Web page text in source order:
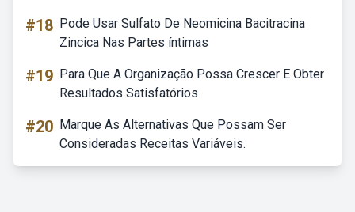
#18 Pode Usar Sulfato De Neomicina Bacitracina
Zincica Nas Partes íntimas
#19 Para Que A Organização Possa Crescer E Obter
Resultados Satisfatórios
#20 Marque As Alternativas Que Possam Ser
Consideradas Receitas Variáveis.